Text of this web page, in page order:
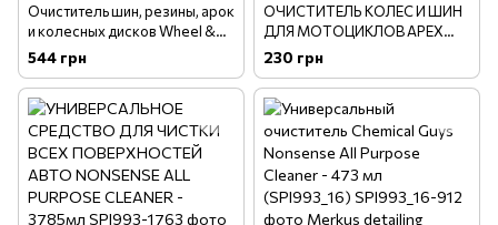
Очиститель шин, резины, арок
и колесных дисков Wheel &
Tire FIREBALL 500мл (FRB-
WHL-WTC500)
544 грн
ОЧИСТИТЕЛЬ КОЛЕС И ШИН
ДЛЯ МОТОЦИКЛОВ APEX
WHEEL WIPE OFF WHEEL AND
TIRE CLEANER FOR
MOTORCYCLES - 118мл
230 грн